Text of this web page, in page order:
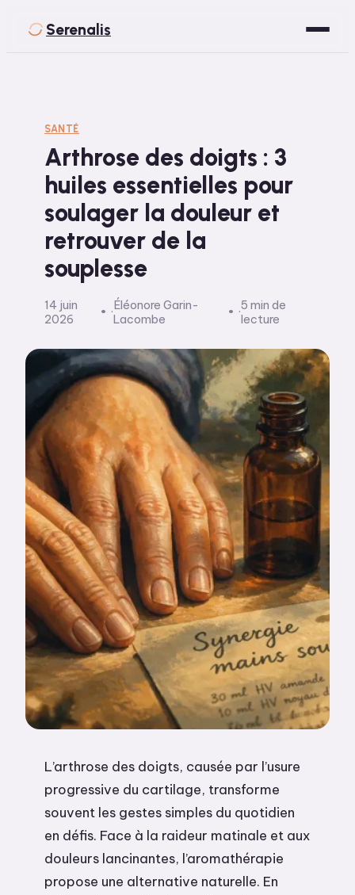
Serenalis
Bien-être
Développement Personnel
Spiritualité
Voyage
SANTÉ
Arthrose des doigts : 3
huiles essentielles pour
soulager la douleur et
retrouver de la
souplesse
14 juin
2026
·Éléonore Garin-
Lacombe
·5 min de
lecture
L’arthrose des doigts, causée par l’usure
progressive du cartilage, transforme
souvent les gestes simples du quotidien
en défis. Face à la raideur matinale et aux
douleurs lancinantes, l’aromathérapie
propose une alternative naturelle. En